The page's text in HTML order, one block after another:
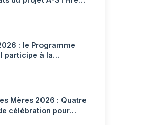
: le Programme
participe à la
Mères 2026 : Quatre
célébration pour…